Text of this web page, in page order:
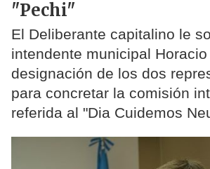
"Pechi"
El Deliberante capitalino le
intendente municipal
designación de los dos
para concretar la comisión
referida al "Dia Cuidemos